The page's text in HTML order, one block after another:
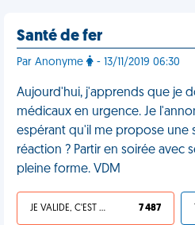
Santé de fer
Par Anonyme - 13/11/2019 06:30
Aujourd'hui, j'apprends que je
médicaux en urgence. Je
espérant qu'il me propose une
réaction ? Partir en soirée avec
pleine forme. VDM
JE VALIDE, C'EST UNE VDM 7 487